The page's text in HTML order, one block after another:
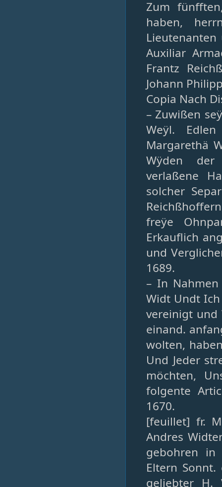
Zum
haben,
Lieutenanten
Auxiliar
Frantz
Johann
Copia Nach
– Zuwißen
Weÿl.
Margarethä
Wÿden der
verlaßene
solcher
freÿe
Erkauflich
und
1689.
– In
Widt Undt
vereinigt und
einand.
wolten,
Und Jeder
möchten,
folgente
1670.
[feuillet] fr.
Andres
gebohren in
Eltern
geliebter H.